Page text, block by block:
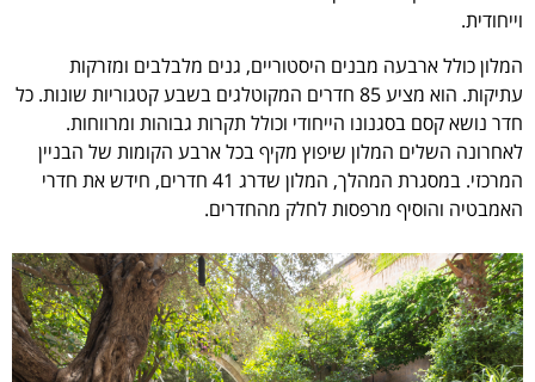
וייחודית.
המלון כולל ארבעה מבנים היסטוריים, גנים מלבלבים ומזרקות
עתיקות. הוא מציע 85 חדרים המקוטלגים בשבע קטגוריות שונות. כל
חדר נושא קסם בסגנונו הייחודי וכולל תקרות גבוהות ומרווחות.
לאחרונה השלים המלון שיפוץ מקיף בכל ארבע הקומות של הבניין
המרכזי. במסגרת המהלך, המלון שדרג 41 חדרים, חידש את חדרי
האמבטיה והוסיף מרפסות לחלק מהחדרים.